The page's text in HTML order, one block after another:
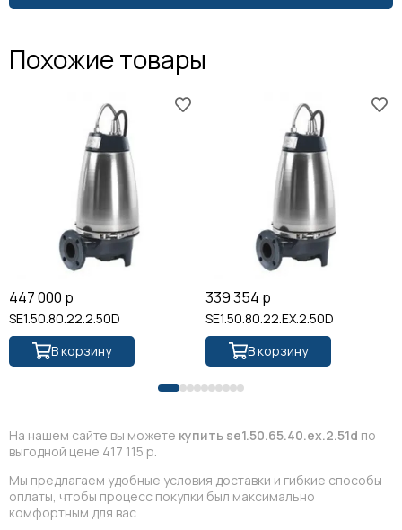
Похожие товары
447 000 р
SE1.50.80.22.2.50D
В корзину
339 354 р
SE1.50.80.22.EX.2.50D
В корзину
На нашем сайте вы можете купить se1.50.65.40.eх.2.51d по
выгодной цене 417 115 р.
Мы предлагаем удобные условия доставки и гибкие способы
оплаты, чтобы процесс покупки был максимально
комфортным для вас.